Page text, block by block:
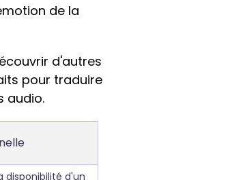
de la
d'autres
pour traduire
audio.
disponibilité d'un